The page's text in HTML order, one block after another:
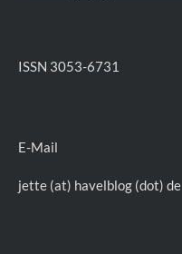
ISSN 3053-6731
E-Mail
jette (at) havelblog (dot) de